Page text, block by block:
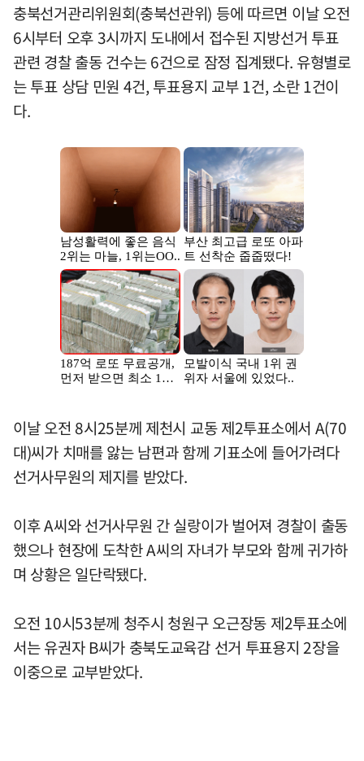
충북선거관리위원회(충북선관위) 등에 따르면 이날 오전
6시부터 오후 3시까지 도내에서 접수된 지방선거 투표
관련 경찰 출동 건수는 6건으로 잠정 집계됐다. 유형별로
는 투표 상담 민원 4건, 투표용지 교부 1건, 소란 1건이
다.
이날 오전 8시25분께 제천시 교동 제2투표소에서 A(70
대)씨가 치매를 앓는 남편과 함께 기표소에 들어가려다
선거사무원의 제지를 받았다.
이후 A씨와 선거사무원 간 실랑이가 벌어져 경찰이 출동
했으나 현장에 도착한 A씨의 자녀가 부모와 함께 귀가하
며 상황은 일단락됐다.
오전 10시53분께 청주시 청원구 오근장동 제2투표소에
서는 유권자 B씨가 충북도교육감 선거 투표용지 2장을
이중으로 교부받았다.